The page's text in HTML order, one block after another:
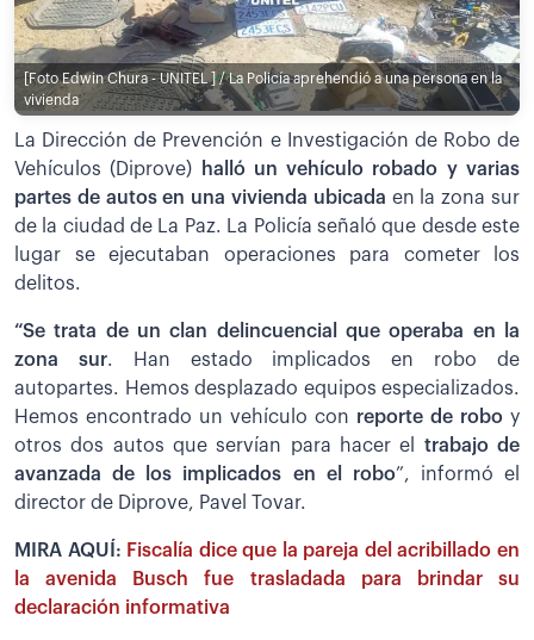
[Foto Edwin Chura - UNITEL ] / La Policía aprehendió a una persona en la
vivienda
La Dirección de Prevención e Investigación de Robo de
Vehículos (Diprove) halló un vehículo robado y varias
partes de autos en una vivienda ubicada en la zona sur
de la ciudad de La Paz. La Policía señaló que desde este
lugar se ejecutaban operaciones para cometer los
delitos.
“Se trata de un clan delincuencial que operaba en la
zona sur. Han estado implicados en robo de
autopartes. Hemos desplazado equipos especializados.
Hemos encontrado un vehículo con reporte de robo y
otros dos autos que servían para hacer el trabajo de
avanzada de los implicados en el robo”, informó el
director de Diprove, Pavel Tovar.
MIRA AQUÍ: Fiscalía dice que la pareja del acribillado en
la avenida Busch fue trasladada para brindar su
declaración informativa